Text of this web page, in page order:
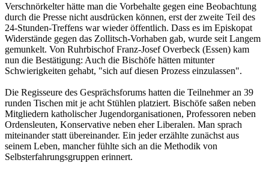
Verschnörkelter hätte man die Vorbehalte gegen eine Beobachtung
durch die Presse nicht ausdrücken können, erst der zweite Teil des
24-Stunden-Treffens war wieder öffentlich. Dass es im Episkopat
Widerstände gegen das Zollitsch-Vorhaben gab, wurde seit Langem
gemunkelt. Von Ruhrbischof Franz-Josef Overbeck (Essen) kam
nun die Bestätigung: Auch die Bischöfe hätten mitunter
Schwierigkeiten gehabt, "sich auf diesen Prozess einzulassen".
Die Regisseure des Gesprächsforums hatten die Teilnehmer an 39
runden Tischen mit je acht Stühlen platziert. Bischöfe saßen neben
Mitgliedern katholischer Jugendorganisationen, Professoren neben
Ordensleuten, Konservative neben eher Liberalen. Man sprach
miteinander statt übereinander. Ein jeder erzählte zunächst aus
seinem Leben, mancher fühlte sich an die Methodik von
Selbsterfahrungsgruppen erinnert.